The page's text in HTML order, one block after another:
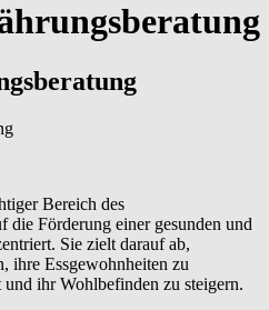
Bereich des
die Förderung einer gesunden und
Sie zielt darauf ab,
ihre Essgewohnheiten zu
ihr Wohlbefinden zu steigern.